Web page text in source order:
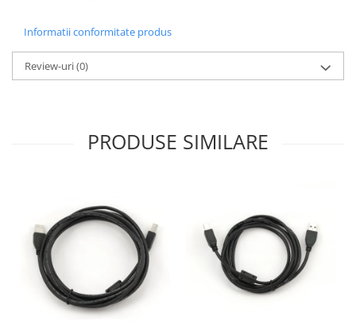
Informatii conformitate produs
Review-uri(0)
PRODUSE SIMILARE